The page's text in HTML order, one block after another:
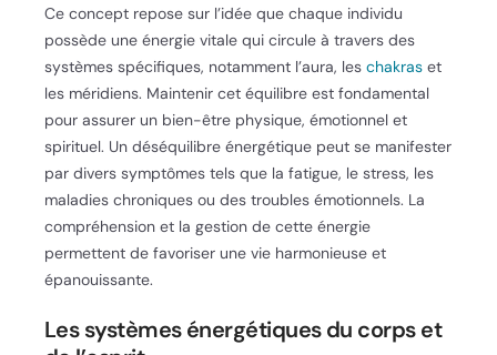
Ce concept repose sur l’idée que chaque individu
possède une énergie vitale qui circule à travers des
systèmes spécifiques, notamment l’aura, les chakras et
les méridiens. Maintenir cet équilibre est fondamental
pour assurer un bien-être physique, émotionnel et
spirituel. Un déséquilibre énergétique peut se manifester
par divers symptômes tels que la fatigue, le stress, les
maladies chroniques ou des troubles émotionnels. La
compréhension et la gestion de cette énergie
permettent de favoriser une vie harmonieuse et
épanouissante.
Les systèmes énergétiques du corps et